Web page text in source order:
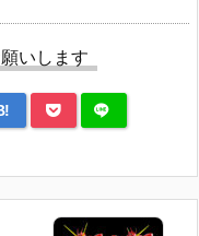
いします